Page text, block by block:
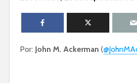
Por: John M. Ackerman (
Lozano con Julio
La cumbre AMLO-